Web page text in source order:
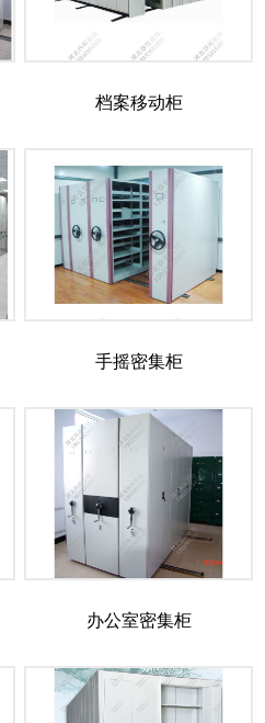
档案移动柜
手摇密集柜
办公室密集柜